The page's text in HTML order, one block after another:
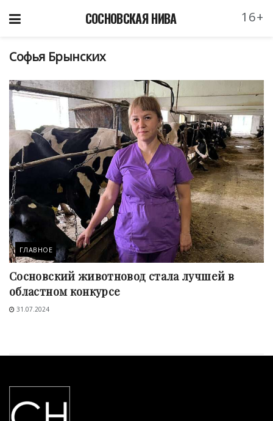
СОСНОВСКАЯ НИВА 16+
Софья Брынских
ГЛАВНОЕ
Сосновский животновод стала лучшей в
областном конкурсе
31.07.2024